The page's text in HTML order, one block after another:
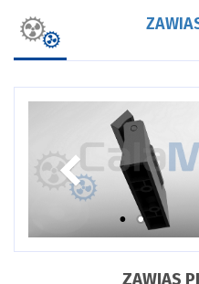
ZAWIAS